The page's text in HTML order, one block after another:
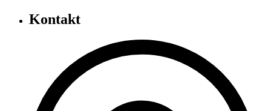
Kontakt